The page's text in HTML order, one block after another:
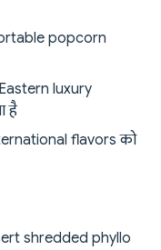
popcorn
luxury
है
flavors को
shredded phyllo